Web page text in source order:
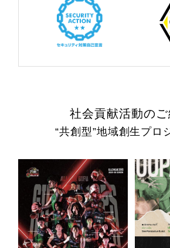
社会貢献活動のご
“共創型”地域創生プロ